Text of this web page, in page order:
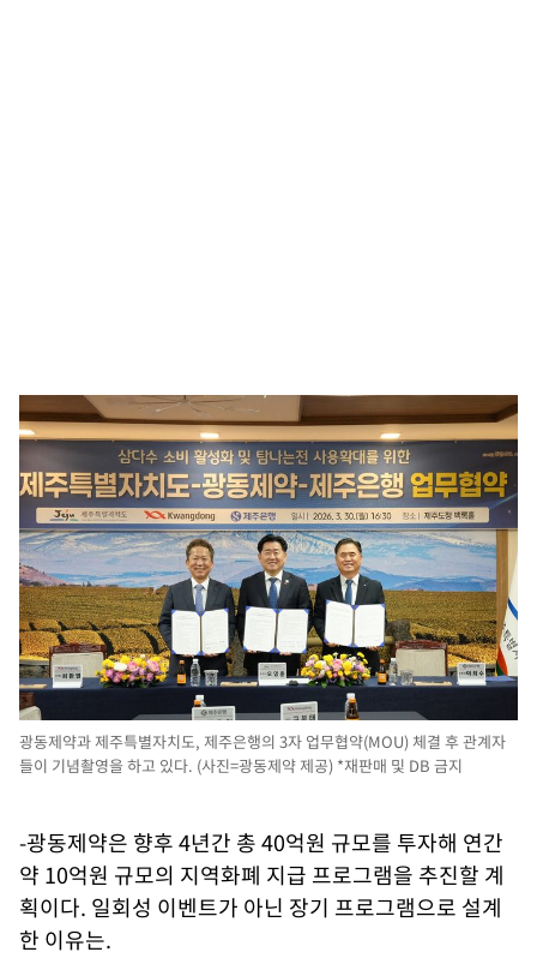
광동제약과 제주특별자치도, 제주은행의 3자 업무협약(MOU) 체결 후 관계자
들이 기념촬영을 하고 있다. (사진=광동제약 제공) *재판매 및 DB 금지
-광동제약은 향후 4년간 총 40억원 규모를 투자해 연간
약 10억원 규모의 지역화폐 지급 프로그램을 추진할 계
획이다. 일회성 이벤트가 아닌 장기 프로그램으로 설계
한 이유는.